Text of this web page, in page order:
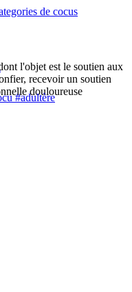
l'objet est le soutien aux
recevoir un soutien
douloureuse
#adultère